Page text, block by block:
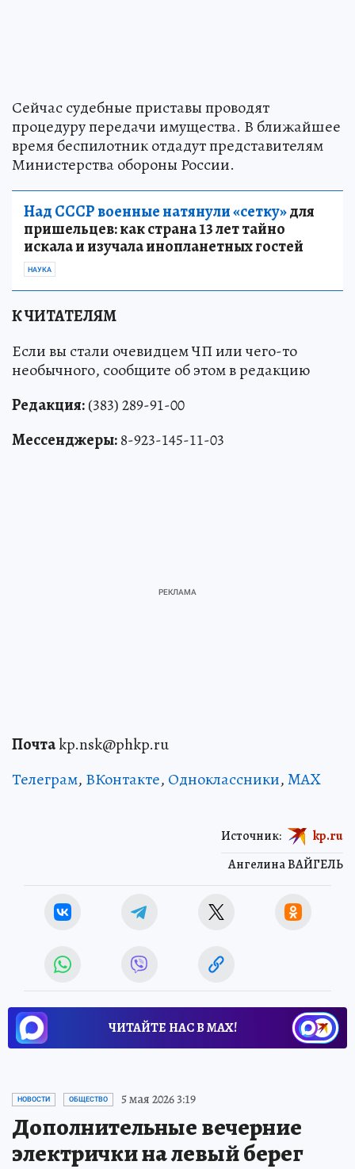
Сейчас судебные приставы проводят
процедуру передачи имущества. В ближайшее
время беспилотник отдадут представителям
Министерства обороны России.
Над СССР военные натянули «сетку»для
пришельцев: как страна 13 лет тайно
искала и изучала инопланетных гостей
НАУКА
К ЧИТАТЕЛЯМ
Если вы стали очевидцем ЧП или чего-то
необычного, сообщите об этом в редакцию
Редакция:(383) 289-91-00
Мессенджеры:8-923-145-11-03
Почтаkp.nsk@phkp.ru
Телеграм, ВКонтакте, Одноклассники,MAX
Ангелина ВАЙГЕЛЬ
Источник: kp.ru
ЧИТАЙТЕ НАС В МАХ!
НОВОСТИ ОБЩЕСТВО 5 мая 2026 3:19
Дополнительные вечерние
электрички на левый берег